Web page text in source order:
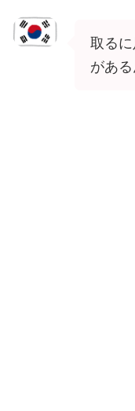
取る
がある